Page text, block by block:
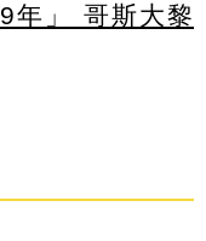
年」 哥斯大黎